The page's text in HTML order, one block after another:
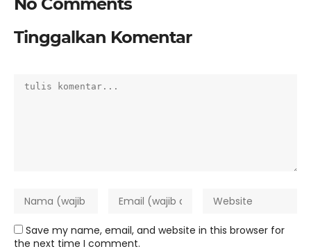
No Comments
Tinggalkan Komentar
Save my name, email, and website in this browser for
the next time I comment.